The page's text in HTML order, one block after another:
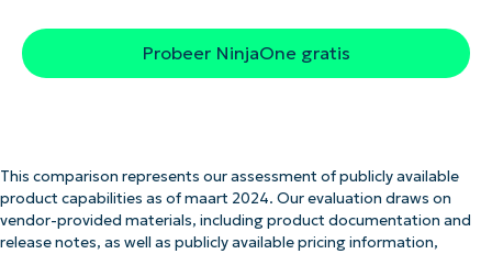
Probeer NinjaOne gratis
This comparison represents our assessment of publicly available
product capabilities as of maart 2024. Our evaluation draws on
vendor-provided materials, including product documentation and
release notes, as well as publicly available pricing information,